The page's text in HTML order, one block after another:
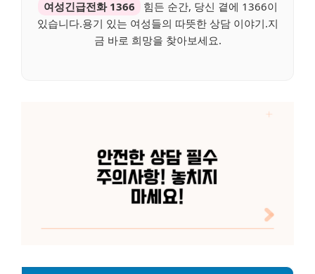
여성긴급전화 1366
힘든 순간, 당신 곁에 1366이
있습니다.용기 있는 여성들의 따뜻한 상담 이야기.지
금 바로 희망을 찾아보세요.